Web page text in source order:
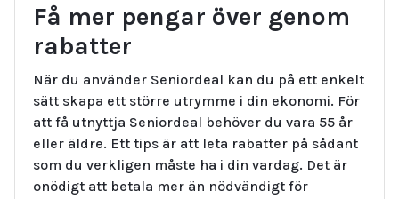
Få mer pengar över genom
rabatter
När du använder Seniordeal kan du på ett enkelt
sätt skapa ett större utrymme i din ekonomi. För
att få utnyttja Seniordeal behöver du vara 55 år
eller äldre. Ett tips är att leta rabatter på sådant
som du verkligen måste ha i din vardag. Det är
onödigt att betala mer än nödvändigt för